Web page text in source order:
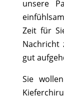
unsere
Zeit für
Nachricht
gut
Sie